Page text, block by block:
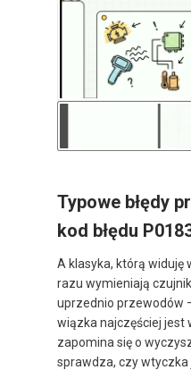
Typowe błędy
kod błędu
A klasyka, którą widuję
razu wymieniają
uprzednio przewodów
wiązka najczęściej jest
zapomina się o
sprawdza, czy wtyczka